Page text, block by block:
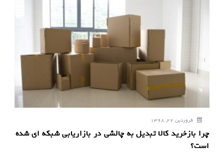
فروردین 22, 1398
چرا بازخرید کالا تبدیل به چالشی در بازاریابی شبکه ای شده
است؟